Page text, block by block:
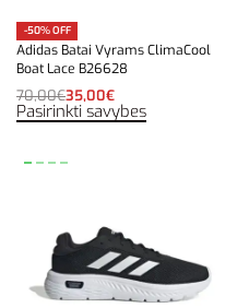
-50% OFF
Adidas Batai Vyrams ClimaCool
Boat Lace B26628
70,00€35,00€
Pasirinkti savybes